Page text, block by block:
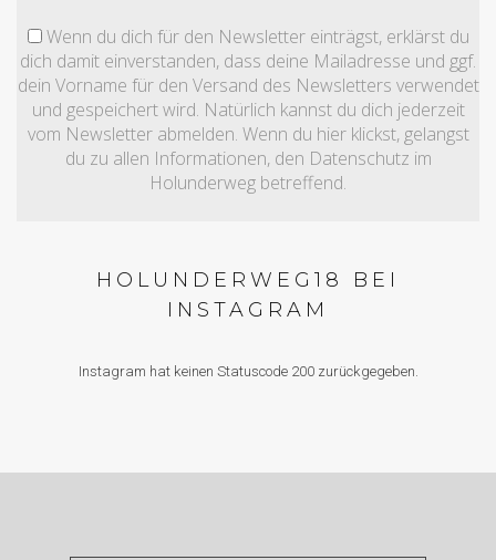
Wenn du dich für den Newsletter einträgst, erklärst du
dich damit einverstanden, dass deine Mailadresse und ggf.
dein Vorname für den Versand des Newsletters verwendet
und gespeichert wird. Natürlich kannst du dich jederzeit
vom Newsletter abmelden. Wenn du hier klickst, gelangst
du zu allen Informationen, den Datenschutz im
Holunderweg betreffend.
HOLUNDERWEG18 BEI
INSTAGRAM
Instagram hat keinen Statuscode 200 zurückgegeben.